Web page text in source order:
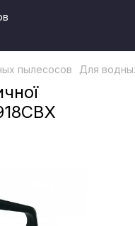
пылесосов Для